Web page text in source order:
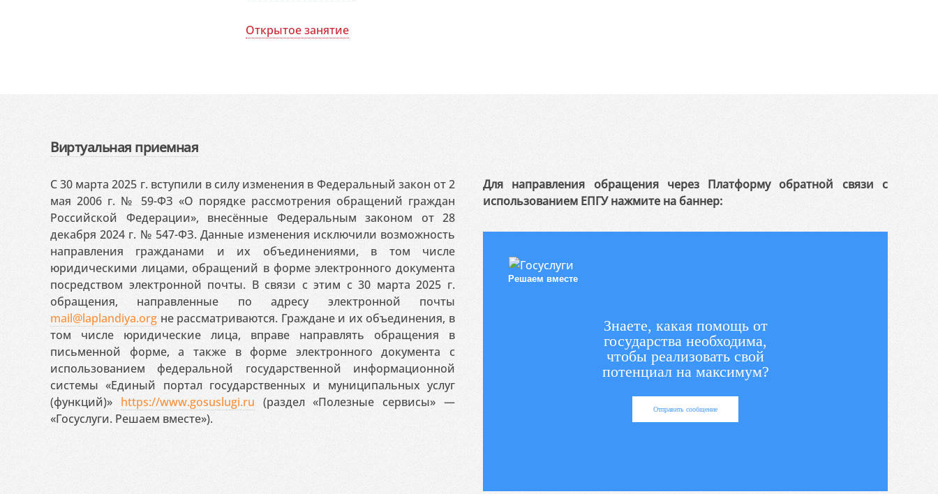
Открытое занятие
Виртуальная приемная
С 30 марта 2025 г. вступили в силу изменения в Федеральный закон от 2
мая 2006 г. № 59-ФЗ «О порядке рассмотрения обращений граждан
Российской Федерации», внесённые Федеральным законом от 28
декабря 2024 г. № 547-ФЗ. Данные изменения исключили возможность
направления гражданами и их объединениями, в том числе
юридическими лицами, обращений в форме электронного документа
посредством электронной почты. В связи с этим с 30 марта 2025 г.
обращения, направленные по адресу электронной почты
mail@laplandiya.org не рассматриваются. Граждане и их объединения, в
том числе юридические лица, вправе направлять обращения в
письменной форме, а также в форме электронного документа с
использованием федеральной государственной информационной
системы «Единый портал государственных и муниципальных услуг
(функций)» https://www.gosuslugi.ru (раздел «Полезные сервисы» —
«Госуслуги. Решаем вместе»).
Для направления обращения через Платформу обратной связи с
использованием ЕПГУ нажмите на баннер:
Решаем вместе
Знаете, какая помощь от
государства необходима,
чтобы реализовать свой
потенциал на максимум?
Отправить сообщение